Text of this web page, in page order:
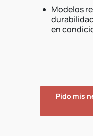
Modelos
en
Pido mis